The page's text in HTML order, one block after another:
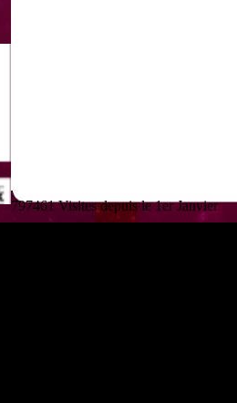
797461 Visites depuis le 1er Janvier